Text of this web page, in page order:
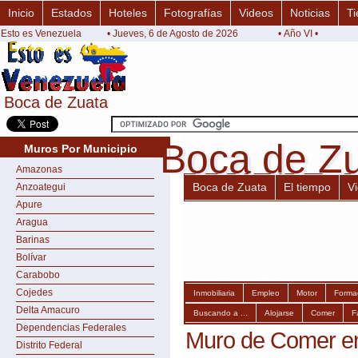
Boca de Zuata
Boca de Zuata
Inicio Estados Hoteles Fotografías Videos Noticias
Esto es Venezuela • Jueves, 6 de Agosto de 2026 • Año VI •
Muros Por Municipio
Amazonas
Anzoategui
Apure
Aragua
Barinas
Bolívar
Carabobo
Cojedes
Delta Amacuro
Dependencias Federales
Distrito Federal
Boca de
Boca de
Boca de Zuata El tiempo
Inmobiliaria Empleo Motor
Buscando a ... Alojarse Comer
Muro de Comer